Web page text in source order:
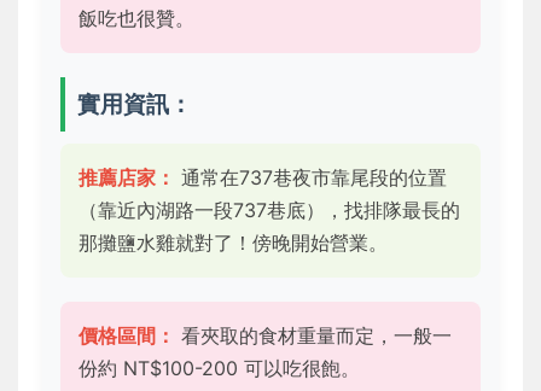
飯吃也很贊。
實用資訊：
推薦店家： 通常在737巷夜市靠尾段的位置
（靠近內湖路一段737巷底），找排隊最長的
那攤鹽水雞就對了！傍晚開始營業。
價格區間： 看夾取的食材重量而定，一般一
份約 NT$100-200 可以吃很飽。